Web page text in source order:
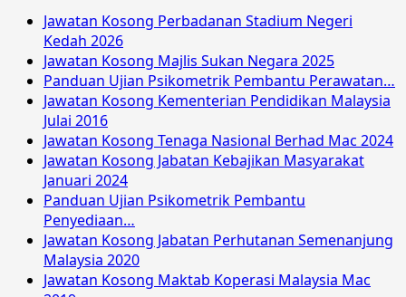
Jawatan Kosong Perbadanan Stadium Negeri
Kedah 2026
Jawatan Kosong Majlis Sukan Negara 2025
Panduan Ujian Psikometrik Pembantu Perawatan…
Jawatan Kosong Kementerian Pendidikan Malaysia
Julai 2016
Jawatan Kosong Tenaga Nasional Berhad Mac 2024
Jawatan Kosong Jabatan Kebajikan Masyarakat
Januari 2024
Panduan Ujian Psikometrik Pembantu
Penyediaan…
Jawatan Kosong Jabatan Perhutanan Semenanjung
Malaysia 2020
Jawatan Kosong Maktab Koperasi Malaysia Mac